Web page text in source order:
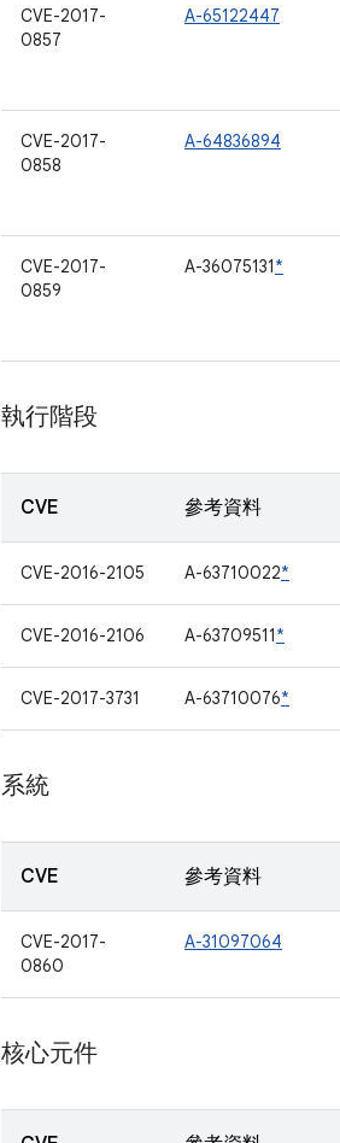
CVE-2017-
0857
A-65122447
CVE-2017-
0858
A-64836894
CVE-2017-
0859
A-36075131*
執行階段
CVE 參考資料
CVE-2016-2105 A-63710022*
CVE-2016-2106 A-63709511*
CVE-2017-3731 A-63710076*
系統
CVE 參考資料
CVE-2017-
0860
A-31097064
核心元件